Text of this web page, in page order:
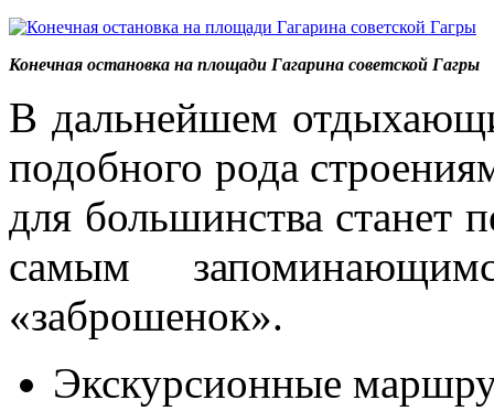
Конечная остановка на площади Гагарина советской Гагры
В дальнейшем
подобного рода
для большинства станет
самым
«заброшенок».
Экскурсионные